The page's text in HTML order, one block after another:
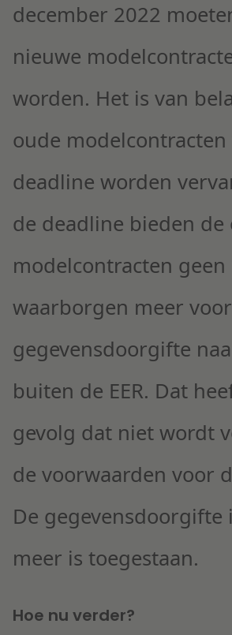
december 2022
nieuwe
worden. Het is van
oude
deadline worden
de deadline bieden de
modelcontracten geen
waarborgen meer
gegevensdoorgifte
buiten de EER. Dat
gevolg dat niet wordt
de voorwaarden voor
De gegevensdoorgifte
meer is toegestaan.
Hoe nu verder?